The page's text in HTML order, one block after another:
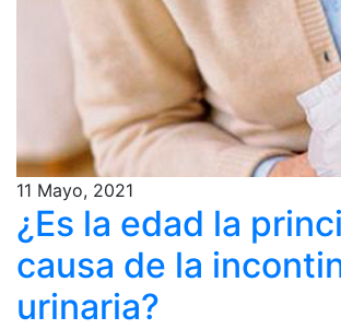
11 Mayo, 2021
¿Es la edad la
causa de la
urinaria?